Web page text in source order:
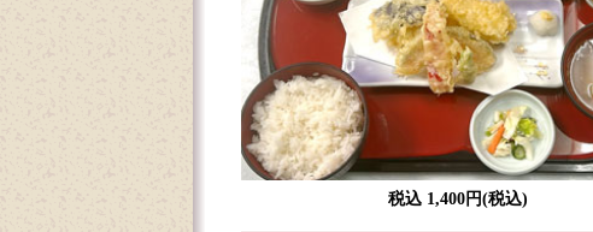
税込 1,400円(税込)